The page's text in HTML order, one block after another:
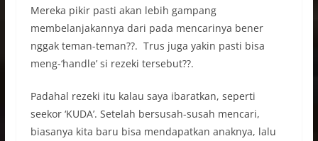
Mereka pikir pasti akan lebih gampang
membelanjakannya dari pada mencarinya bener
nggak teman-teman??. Trus juga yakin pasti bisa
meng-‘handle’ si rezeki tersebut??.
Padahal rezeki itu kalau saya ibaratkan, seperti
seekor ‘KUDA’. Setelah bersusah-susah mencari,
biasanya kita baru bisa mendapatkan anaknya, lalu